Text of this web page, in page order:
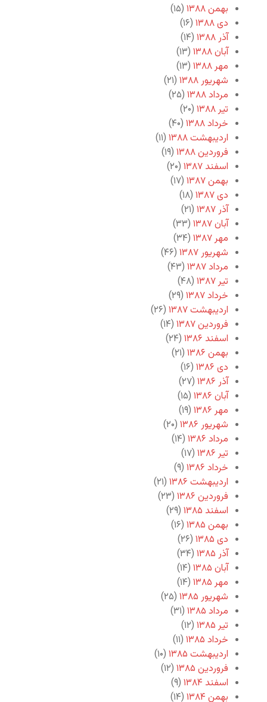
بهمن ۱۳۸۸
(۱۵)
دی ۱۳۸۸
(۱۶)
آذر ۱۳۸۸
(۱۴)
آبان ۱۳۸۸
(۱۳)
مهر ۱۳۸۸
(۱۳)
شهریور ۱۳۸۸
(۲۱)
مرداد ۱۳۸۸
(۲۵)
تیر ۱۳۸۸
(۲۰)
خرداد ۱۳۸۸
(۴۰)
اردیبهشت ۱۳۸۸
(۱۱)
فروردین ۱۳۸۸
(۱۹)
اسفند ۱۳۸۷
(۲۰)
بهمن ۱۳۸۷
(۱۷)
دی ۱۳۸۷
(۱۸)
آذر ۱۳۸۷
(۲۱)
آبان ۱۳۸۷
(۳۳)
مهر ۱۳۸۷
(۳۴)
شهریور ۱۳۸۷
(۴۶)
مرداد ۱۳۸۷
(۴۳)
تیر ۱۳۸۷
(۴۸)
خرداد ۱۳۸۷
(۲۹)
اردیبهشت ۱۳۸۷
(۲۶)
فروردین ۱۳۸۷
(۱۴)
اسفند ۱۳۸۶
(۲۴)
بهمن ۱۳۸۶
(۲۱)
دی ۱۳۸۶
(۱۶)
آذر ۱۳۸۶
(۲۷)
آبان ۱۳۸۶
(۱۵)
مهر ۱۳۸۶
(۱۹)
شهریور ۱۳۸۶
(۲۰)
مرداد ۱۳۸۶
(۱۴)
تیر ۱۳۸۶
(۱۷)
خرداد ۱۳۸۶
(۹)
اردیبهشت ۱۳۸۶
(۲۱)
فروردین ۱۳۸۶
(۲۳)
اسفند ۱۳۸۵
(۲۹)
بهمن ۱۳۸۵
(۱۶)
دی ۱۳۸۵
(۲۶)
آذر ۱۳۸۵
(۳۴)
آبان ۱۳۸۵
(۱۴)
مهر ۱۳۸۵
(۱۴)
شهریور ۱۳۸۵
(۲۵)
مرداد ۱۳۸۵
(۳۱)
تیر ۱۳۸۵
(۱۲)
خرداد ۱۳۸۵
(۱۱)
اردیبهشت ۱۳۸۵
(۱۰)
فروردین ۱۳۸۵
(۱۲)
اسفند ۱۳۸۴
(۹)
بهمن ۱۳۸۴
(۱۴)